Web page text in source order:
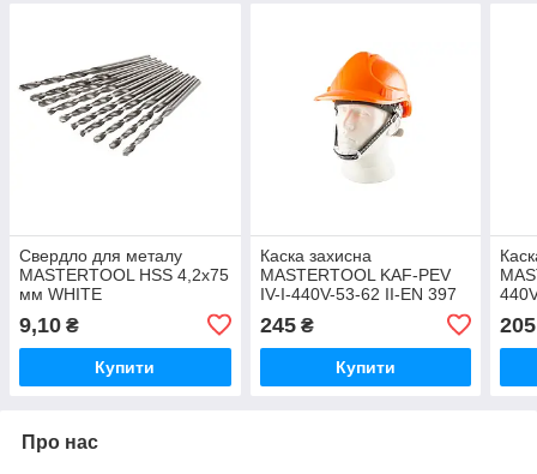
Свердло для металу
MASTERTOOL HSS 4,2х75
мм WHITE
9,10 ₴
Купити
Каска захисна
MASTERTOOL KAF-PEV
IV-I-440V-53-62 II-EN 397
245₴
Купити
205
Про нас